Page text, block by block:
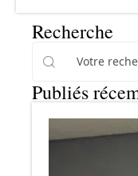
Recherche
Publiés